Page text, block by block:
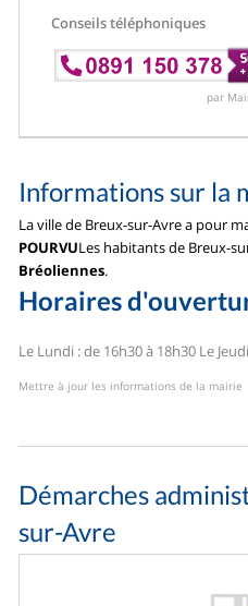
Conseils téléphoniques
par
Informations sur la
La ville de Breux-sur-Avre a pour
POURVULes habitants de Breux-
Bréoliennes.
Horaires
Le Lundi : de 16h30 à 18h30 Le
Mettre à jour les informations de la mairie
Démarches
sur-Avre